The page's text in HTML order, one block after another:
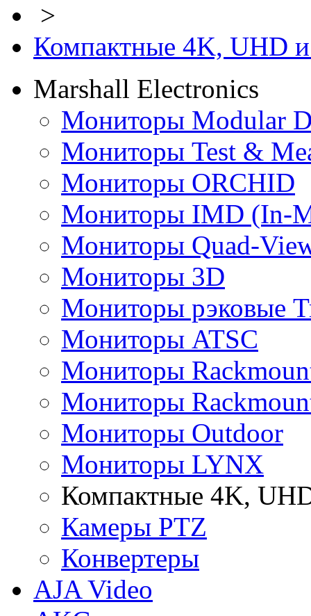
>
Компактные 4K, UHD
Marshall Electronics
Мониторы Modular
Мониторы Test &
Мониторы ORCHID
Мониторы IMD (In-
Мониторы Quad-
Мониторы 3D
Мониторы рэковые
Мониторы ATSC
Мониторы
Мониторы
Мониторы Outdoor
Мониторы LYNX
Компактные 4K,
Камеры PTZ
Конвертеры
AJA Video